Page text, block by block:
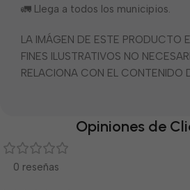
🚛 Llega a todos los municipios.
LA IMÁGEN DE ESTE PRODUCTO
FINES ILUSTRATIVOS NO
RELACIONA CON EL CONTENIDO
Opiniones de
0 reseñas